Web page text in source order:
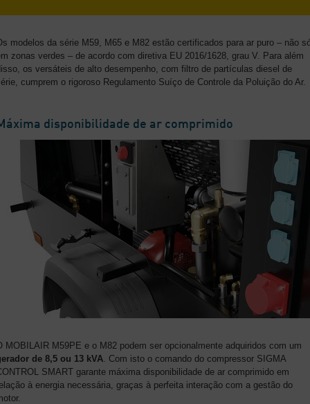
modelos da série M59, M65 e M82 estão certificados para ar puro – não
zonas verdes – de acordo com diretiva EU 2016/1628, grau V. Para além
os versáteis de alto desempenho, com filtro de partículas diesel de
cumprem o rigoroso Regulamento Suíço de Controle da Poluição do Ar.
disponibilidade de ar comprimido
MOBILAIR M59PE e o M82 podem ser opcionalmente adquiridos com um
de 8,5 ou 13 kVA. Com isto o comando do compressor SIGMA
SMART garante máxima disponibilidade de ar comprimido em
à energia necessária, graças à perfeita interação com a gestão do